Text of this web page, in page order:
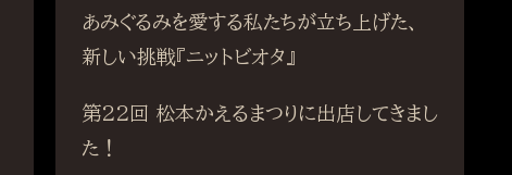
あみぐるみを愛する私たちが立ち上げた、
新しい挑戦『ニットビオタ』
第22回 松本かえるまつりに出店してきまし
た！